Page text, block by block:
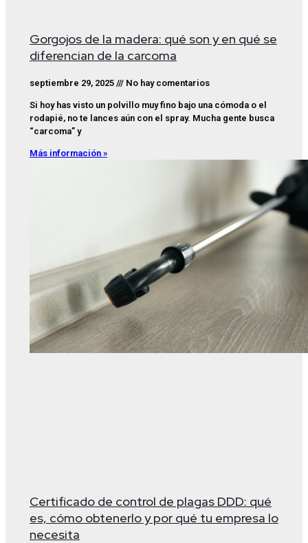
Gorgojos de la madera: qué son y en qué se
diferencian de la carcoma
septiembre 29, 2025 No hay comentarios
Si hoy has visto un polvillo muy fino bajo una cómoda o el
rodapié, no te lances aún con el spray. Mucha gente busca
“carcoma” y
Más información »
Certificado de control de plagas DDD: qué
es, cómo obtenerlo y por qué tu empresa lo
necesita